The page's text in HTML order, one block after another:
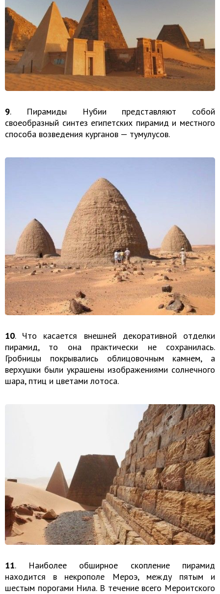
9. Пирамиды Нубии представляют собой
своеобразный синтез египетских пирамид и местного
способа возведения курганов — тумулусов.
10. Что касается внешней декоративной отделки
пирамид, то она практически не сохранилась.
Гробницы покрывались облицовочным камнем, а
верхушки были украшены изображениями солнечного
шара, птиц и цветами лотоса.
11. Наиболее обширное скопление пирамид
находится в некрополе Мероэ, между пятым и
шестым порогами Нила. В течение всего Мероитского